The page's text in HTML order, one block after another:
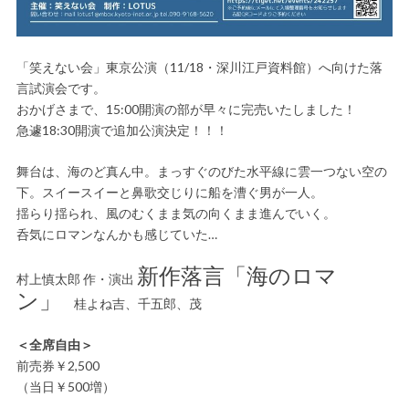
「笑えない会」東京公演（11/18・深川江戸資料館）へ向けた落
言試演会です。
おかげさまで、15:00開演の部が早々に完売いたしました！
急遽18:30開演で追加公演決定！！！
舞台は、海のど真ん中。まっすぐのびた水平線に雲一つない空の
下。スイースイーと鼻歌交じりに船を漕ぐ男が一人。
揺らり揺られ、風のむくまま気の向くまま進んでいく。
呑気にロマンなんかも感じていた…
村上慎太郎 作・演出 新作落言「海のロマ
ン」
桂よね吉、千五郎、茂
＜全席自由＞
前売券￥2,500
（当日￥500増）